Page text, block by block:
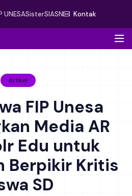
UNESASisterSIASN Kontak
Artikel
FIP Unesa
Media AR
Edu untuk
Berpikir Kritis
SD